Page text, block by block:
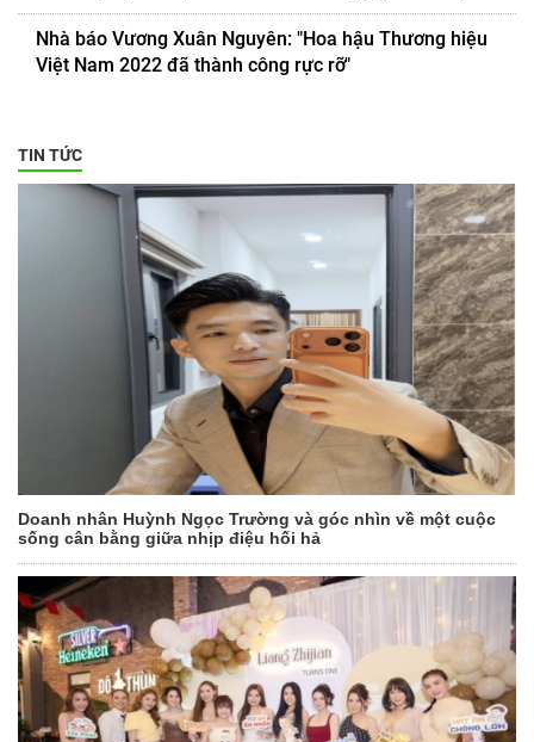
Nhà báo Vương Xuân Nguyên: "Hoa hậu Thương hiệu
Việt Nam 2022 đã thành công rực rỡ"
TIN TỨC
Doanh nhân Huỳnh Ngọc Trường và góc nhìn về một cuộc
sống cân bằng giữa nhịp điệu hối hả